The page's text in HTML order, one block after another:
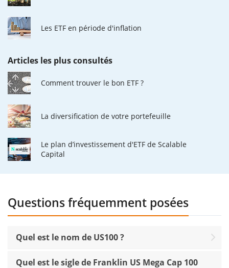
Les ETF en période d'inflation
Articles les plus consultés
Comment trouver le bon ETF ?
La diversification de votre portefeuille
Le plan d’investissement d'ETF de Scalable
Capital
Questions fréquemment posées
Quel est le nom de US100 ?
Quel est le sigle de Franklin US Mega Cap 100